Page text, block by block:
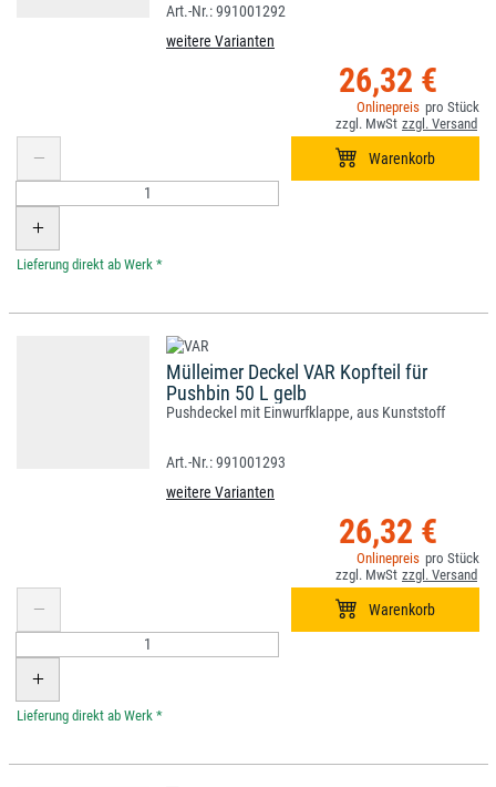
991001292
weitere Varianten
26,32 €
*
Mülleimer Deckel VAR Kopfteil für
Pushbin 50 L gelb
Pushdeckel mit Einwurfklappe, aus Kunststoff
991001293
weitere Varianten
26,32 €
*